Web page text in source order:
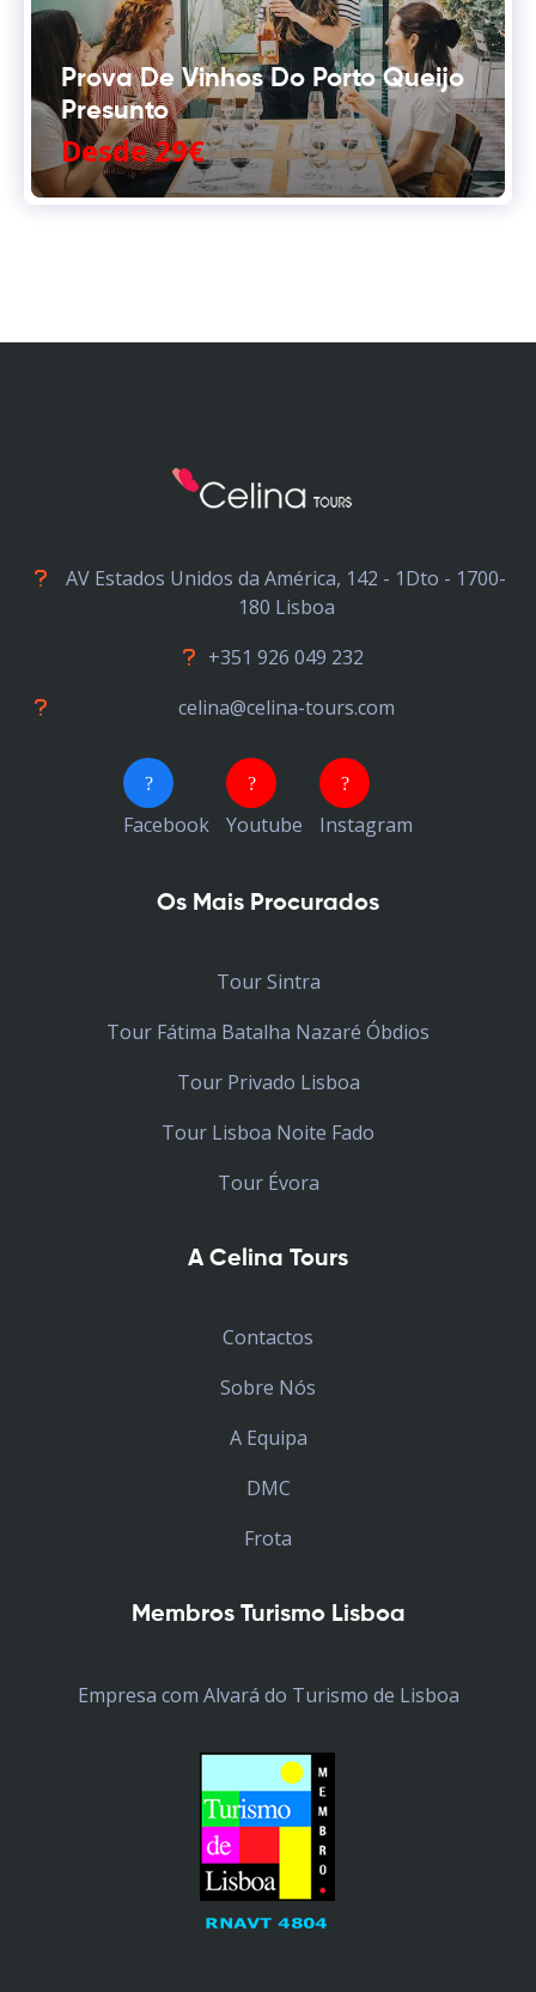
Prova De Vinhos Do Porto Queijo
Presunto
Desde 29€
AV Estados Unidos da América, 142 - 1Dto - 1700-
180 Lisboa
+351 926 049 232
celina@celina-tours.com
Facebook Youtube Instagram
Os Mais Procurados
Tour Sintra
Tour Fátima Batalha Nazaré Óbdios
Tour Privado Lisboa
Tour Lisboa Noite Fado
Tour Évora
A Celina Tours
Contactos
Sobre Nós
A Equipa
DMC
Frota
Membros Turismo Lisboa
Empresa com Alvará do Turismo de Lisboa